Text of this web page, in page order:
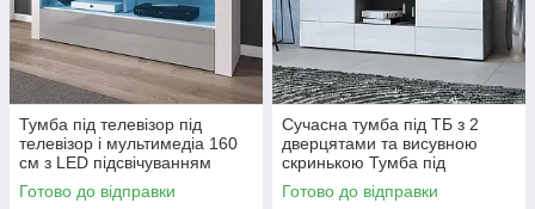
Тумба під телевізор під
телевізор і мультимедіа 160
см з LED підсвічуванням
Тумби під TV з Ламінованого
ДСП
Готово до відправки
Сучасна тумба під ТБ з 2
дверцятами та висувною
скринькою Тумба під
телевізор ДСП з 4 закритими
та 1 відкритою полицею
Готово до відправки